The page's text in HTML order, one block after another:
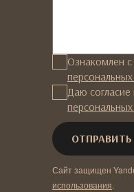
Ознакомлен с
Даю согласие
Сайт защищен
использования.